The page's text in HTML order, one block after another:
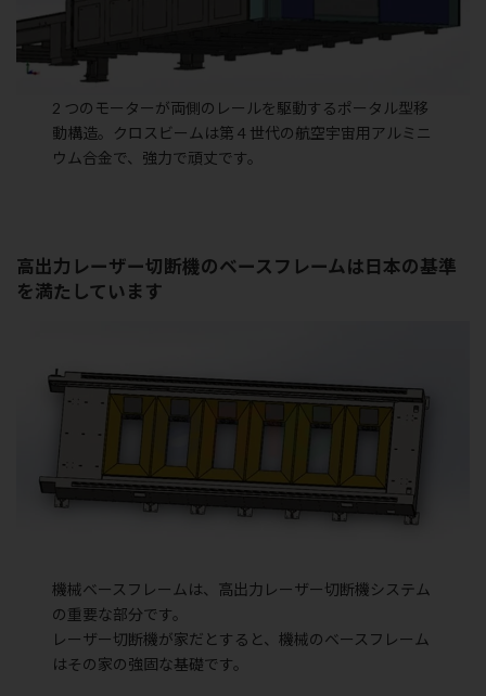
2 つのモーターが両側のレールを駆動するポータル型移
動構造。クロスビームは第 4 世代の航空宇宙用アルミニ
ウム合金で、強力で頑丈です。
高出力レーザー切断機のベースフレームは日本の基準
を満たしています
機械ベースフレームは、高出力レーザー切断機システム
の重要な部分です。
レーザー切断機が家だとすると、機械のベースフレーム
はその家の強固な基礎です。